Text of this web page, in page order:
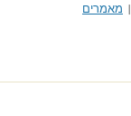
מאמרים